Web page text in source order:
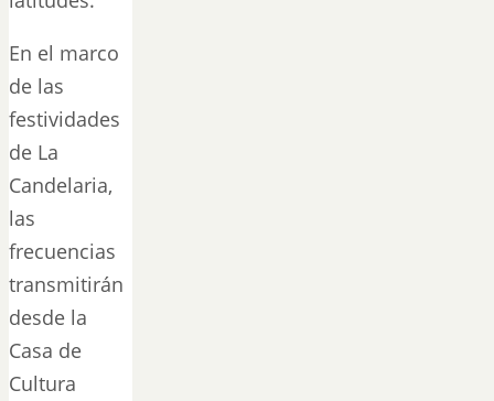
En el marco
de las
festividades
de La
Candelaria,
las
frecuencias
transmitirán
desde la
Casa de
Cultura